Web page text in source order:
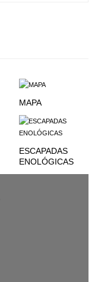
MAPA
ESCAPADAS
ENOLÓGICAS